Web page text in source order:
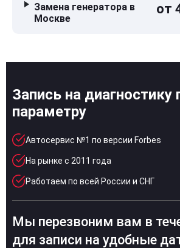
Замена генератора в
Москве
от
Запись на диагностику
параметру
Автосервис №1 по версии Forbes
На рынке с 2011 года
Работаем по всей России и СНГ
Мы перезвоним вам в
для записи на удобные